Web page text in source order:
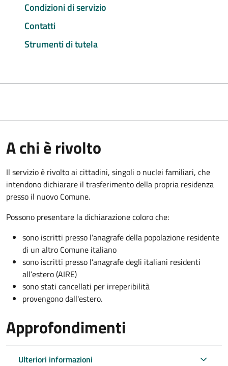
Condizioni di servizio
Contatti
Strumenti di tutela
A chi è rivolto
Il servizio è rivolto ai cittadini, singoli o nuclei familiari, che
intendono dichiarare il trasferimento della propria residenza
presso il nuovo Comune.
Possono presentare la dichiarazione coloroche:
sono iscritti presso l’anagrafe della popolazione residente
di un altro Comune italiano
sono iscritti presso l’anagrafe degli italiani residenti
all’estero (AIRE)
sono stati cancellati per irreperibilità
provengono dall'estero.
Approfondimenti
Ulteriori informazioni